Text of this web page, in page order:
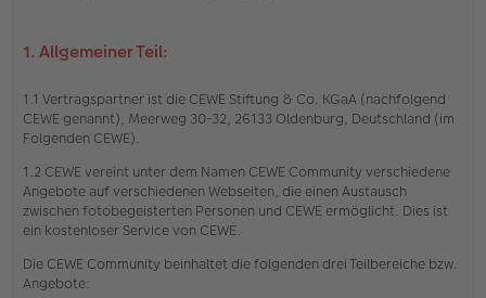
1. Allgemeiner Teil:
1.1 Vertragspartner ist die CEWE Stiftung & Co. KGaA (nachfolgend
CEWE genannt), Meerweg 30-32, 26133 Oldenburg, Deutschland (im
Folgenden CEWE).
1.2 CEWE vereint unter dem Namen CEWE Community verschiedene
Angebote auf verschiedenen Webseiten, die einen Austausch
zwischen fotobegeisterten Personen und CEWE ermöglicht. Dies ist
ein kostenloser Service von CEWE.
Die CEWE Community beinhaltet die folgenden drei Teilbereiche bzw.
Angebote: